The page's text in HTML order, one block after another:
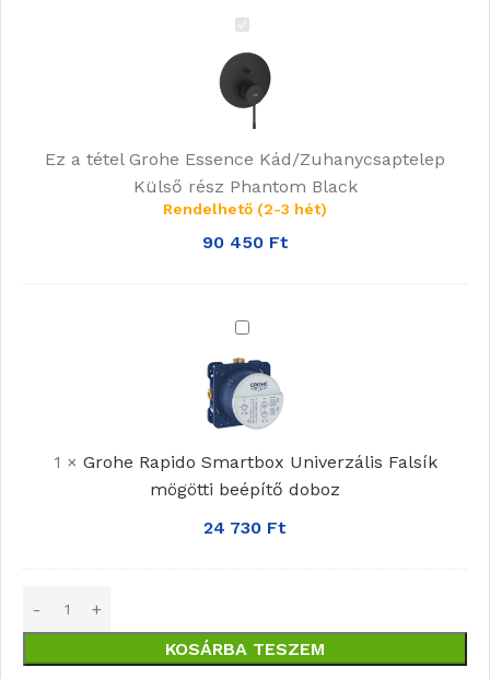
Grohe
Essence
Kád/Zuhanycsaptelep
Külső
rész
Phantom
Black
Ez a tétel Grohe Essence Kád/Zuhanycsaptelep
Külső rész Phantom Black
Rendelhető (2-3 hét)
90 450 Ft
Grohe
Rapido
Smartbox Univerzális
Falsík
mögötti
beépítő
doboz
1 × Grohe Rapido Smartbox Univerzális Falsík
mögötti beépítő doboz
24 730 Ft
KOSÁRBA TESZEM